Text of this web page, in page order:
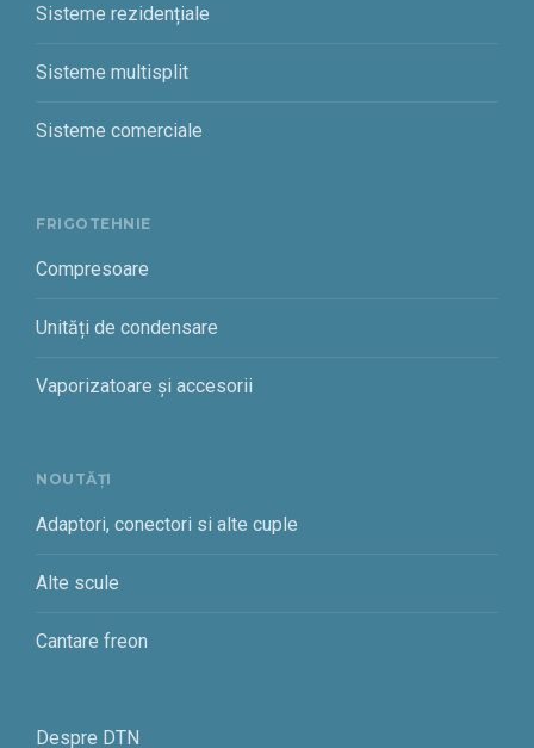
Sisteme rezidențiale
Sisteme multisplit
Sisteme comerciale
FRIGOTEHNIE
Compresoare
Unități de condensare
Vaporizatoare și accesorii
NOUTĂȚI
Adaptori, conectori si alte cuple
Alte scule
Cantare freon
Despre DTN